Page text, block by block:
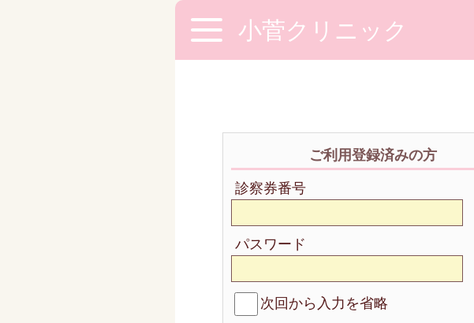
小菅クリニック
ご利用登録済みの方
診察券番号
パスワード
次回から入力を省略